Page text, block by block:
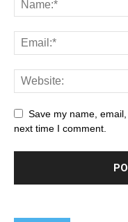
Save my name,
next time I comment.